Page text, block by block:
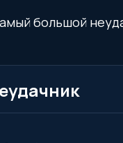
большой